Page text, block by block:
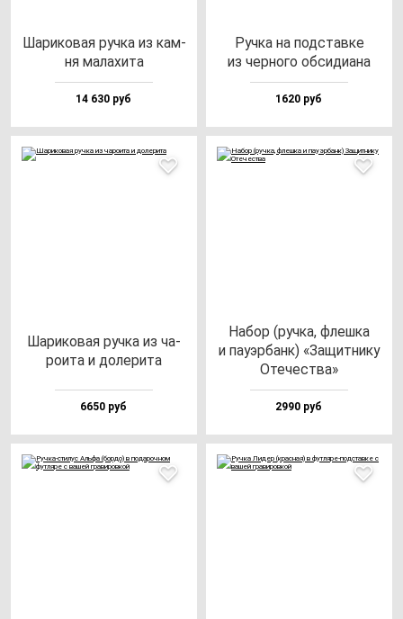
Шари­ко­вая руч­ка из кам­
ня ма­ла­хи­та
14 630 руб
Руч­ка на под­став­ке
из чер­но­го об­си­ди­ана
1620 руб
Шари­ко­вая руч­ка из ча­
ро­ита и до­ле­ри­та
6650 руб
Набор (руч­ка, флеш­ка
и па­уэр­банк) «Защит­ни­ку
Оте­чес­тва»
2990 руб